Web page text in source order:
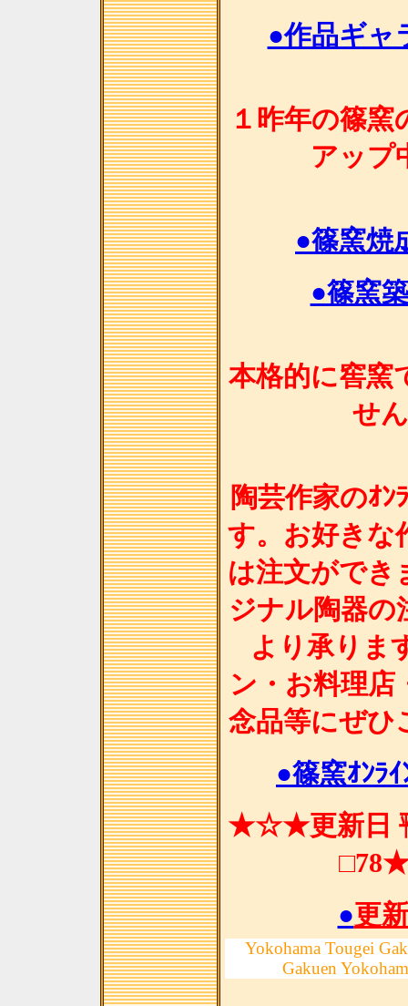
●作品ギャ
１昨年の篠窯
アップ
●篠窯焼
●篠窯
本格的に窖窯
せ
陶芸作家のｵﾝ
す。お好きな
は注文ができ
ジナル陶器の
より承りま
ン・お料理店
念品等にぜひ
●篠窯ｵﾝﾗｲ
★☆★更新日
●更
Yokohama Tougei
Gakuen